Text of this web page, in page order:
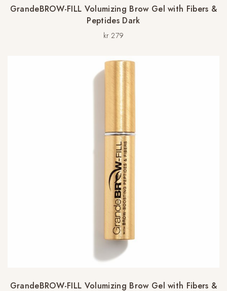
GrandeBROW-FILL Volumizing Brow Gel with Fibers &
Peptides Dark
kr 279
GrandeBROW-FILL Volumizing Brow Gel with Fibers &